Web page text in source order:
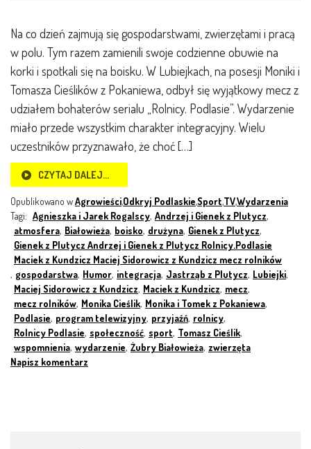
Na co dzień zajmują się gospodarstwami, zwierzętami i pracą
w polu. Tym razem zamienili swoje codzienne obuwie na
korki i spotkali się na boisku. W Lubiejkach, na posesji Moniki i
Tomasza Cieślików z Pokaniewa, odbył się wyjątkowy mecz z
udziałem bohaterów serialu „Rolnicy. Podlasie”. Wydarzenie
miało przede wszystkim charakter integracyjny. Wielu
uczestników przyznawało, że choć […]
CZYTAJ DALEJ…
Opublikowano wAgrowieści,Odkryj Podlaskie,Sport,TV,Wydarzenia
Tagi: Agnieszka i Jarek Rogalscy, Andrzej i Gienek z Plutycz,
atmosfera, Białowieża, boisko, drużyna, Gienek z Plutycz,
Gienek z Plutycz Andrzej i Gienek z Plutycz Rolnicy.Podlasie
Maciek z Kundzicz Maciej Sidorowicz z Kundzicz mecz rolników
, gospodarstwa, Humor, integracja, Jastrząb z Plutycz, Lubiejki,
Maciej Sidorowicz z Kundzicz, Maciek z Kundzicz, mecz,
mecz rolników, Monika Cieślik, Monika i Tomek z Pokaniewa,
Podlasie, program telewizyjny, przyjaźń, rolnicy,
Rolnicy Podlasie, społeczność, sport, Tomasz Cieślik,
wspomnienia, wydarzenie, Żubry Białowieża, zwierzęta
Napisz komentarz